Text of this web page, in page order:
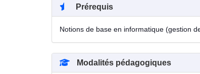
Prérequis
Notions de base en informatique (gestion
Modalités pédagogiques